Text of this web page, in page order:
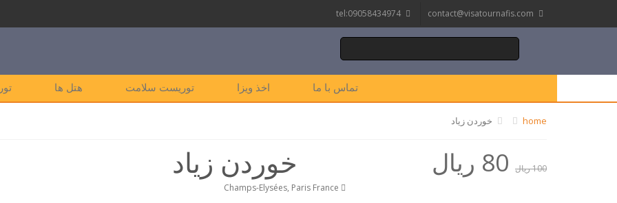
tel:09058434974 contact@visatournafis.com
هتل ها توریست سلامت اخذ ویزا تماس با ما
home خوردن زیاد
خوردن زیاد 100 ریال